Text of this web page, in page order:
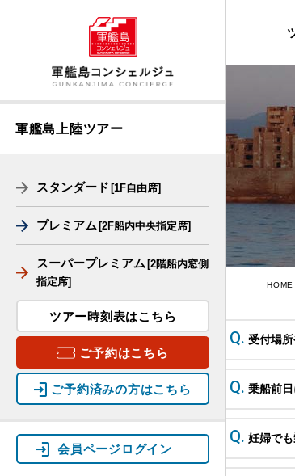
受
料
軍
ー
フ
上
ツ
ガ
HOME
受付場
乗船前
妊婦で
軍艦島上陸ツアー
スタンダード [1F自由席]
プレミアム [2F船内中央指定席]
スーパープレミアム [2階船内窓側
指定席]
ツアー時刻表はこちら
ご予約はこちら
ご予約済みの方はこちら
会員ページログイン